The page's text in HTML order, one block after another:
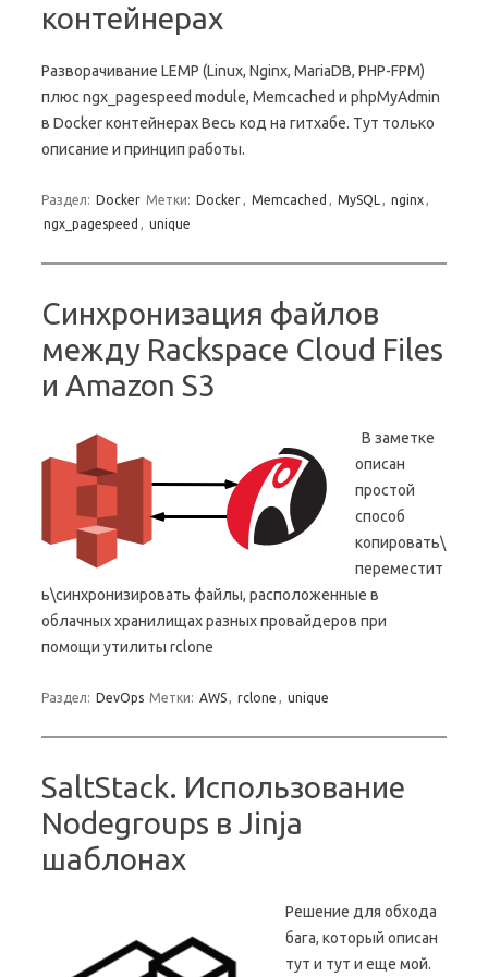
контейнерах
Разворачивание LEMP (Linux, Nginx, MariaDB, PHP-FPM)
плюс ngx_pagespeed module, Memcached и phpMyAdmin
в Docker контейнерах Весь код на гитхабе. Тут только
описание и принцип работы.
Раздел: Docker Метки: Docker, Memcached , MySQL , nginx,
ngx_pagespeed , unique
Синхронизация файлов
между Rackspace Cloud Files
и Amazon S3
В заметке
описан
простой
способ
копировать\
переместит
ь\синхронизировать файлы, расположенные в
облачных хранилищах разных провайдеров при
помощи утилиты rclone
Раздел: DevOps Метки: AWS, rclone , unique
SaltStack. Использование
Nodegroups в Jinja
шаблонах
Решение для обхода
бага, который описан
тут и тут и еще мой.